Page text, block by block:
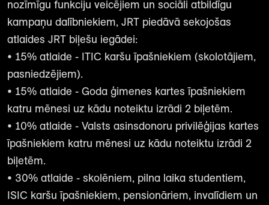
nozīmīgu funkciju veicējiem un sociāli atbildīgu
kampaņu dalībniekiem, JRT piedāvā sekojošas
atlaides JRT biļešu iegādei:
• 15% atlaide - ITIC karšu īpašniekiem (skolotājiem,
pasniedzējiem).
• 15% atlaide - Goda ģimenes kartes īpašniekiem
katru mēnesi uz kādu noteiktu izrādi 2 biļetēm.
• 10% atlaide - Valsts asinsdonoru privilēģijas kartes
īpašniekiem katru mēnesi uz kādu noteiktu izrādi 2
biļetēm.
• 30% atlaide - skolēniem, pilna laika studentiem,
ISIC karšu īpašniekiem, pensionāriem, invalīdiem un